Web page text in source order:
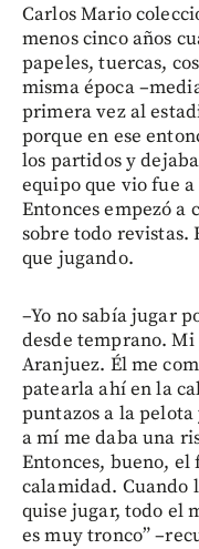
Carlos Mario
menos cinco años
papeles, tuercas,
misma época
primera vez al
porque en ese
los partidos y
equipo que vio fue
Entonces empezó a
sobre todo revistas.
que jugando.
–Yo no sabía jugar
desde temprano.
Aranjuez. Él me
patearla ahí en la
puntazos a la
a mí me daba una
Entonces, bueno,
calamidad. Cuando
quise jugar, todo el
es muy tronco”